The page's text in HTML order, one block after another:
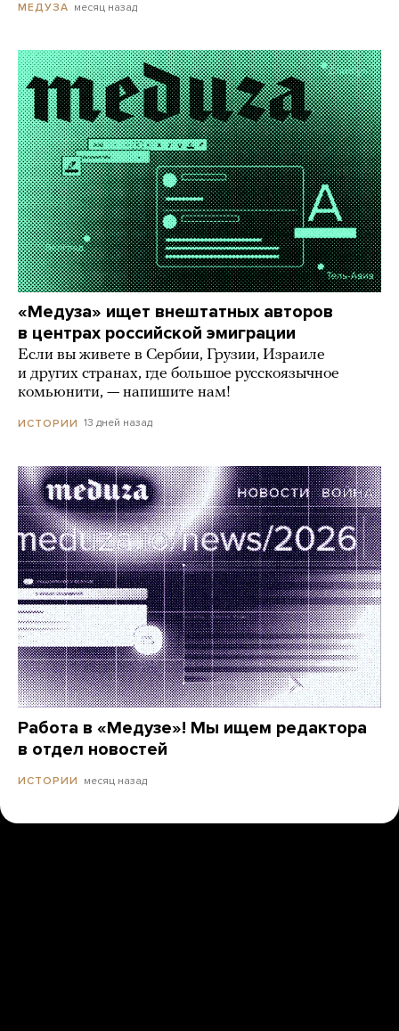
МЕДУЗА месяц назад
«Медуза» ищет внештатных авторов
в центрах российской эмиграции
Если вы живете в Сербии, Грузии, Израиле
и других странах, где большое русскоязычное
комьюнити, — напишите нам!
ИСТОРИИ 13 дней назад
Работа в «Медузе»! Мы ищем редактора
в отдел новостей
ИСТОРИИ месяц назад